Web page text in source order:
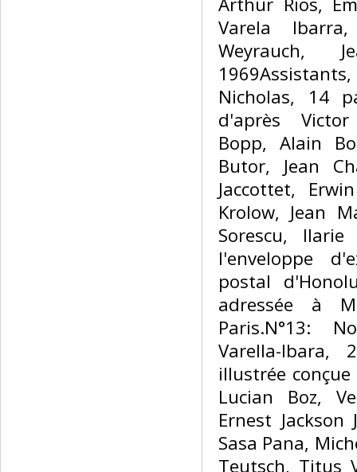
Varela
Weyrauch,
Nicholas, 14
d'après Victor
Bopp, Alain
Butor, Jean
Jaccottet,
Krolow, Jean
Sorescu, Ilarie
l'enveloppe
postal
adressée à
Paris.N°13:
Varella-Ibara,
illustrée
Lucian Boz,
Ernest
Sasa Pana,
Teutsch, Titus